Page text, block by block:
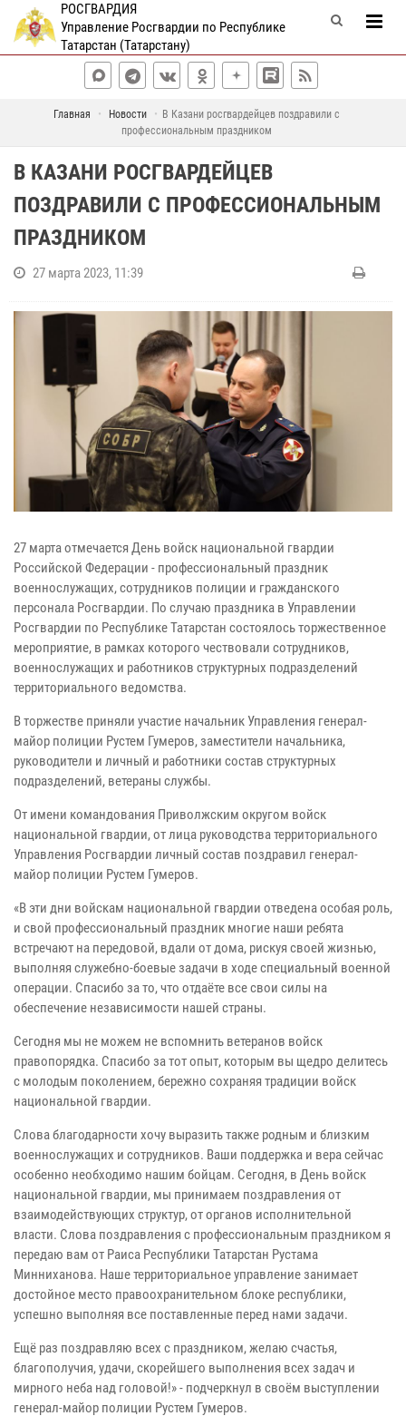
РОСГВАРДИЯ
Управление Росгвардии по Республике
Татарстан (Татарстану)
Главная Новости
В Казани росгвардейцев поздравили с
профессиональным праздником
В КАЗАНИ РОСГВАРДЕЙЦЕВ
ПОЗДРАВИЛИ С ПРОФЕССИОНАЛЬНЫМ
ПРАЗДНИКОМ
27 марта 2023, 11:39
27 марта отмечается День войск национальной гвардии
Российской Федерации - профессиональный праздник
военнослужащих, сотрудников полиции и гражданского
персонала Росгвардии. По случаю праздника в Управлении
Росгвардии по Республике Татарстан состоялось торжественное
мероприятие, в рамках которого чествовали сотрудников,
военнослужащих и работников структурных подразделений
территориального ведомства.
В торжестве приняли участие начальник Управления генерал-
майор полиции Рустем Гумеров, заместители начальника,
руководители и личный и работники состав структурных
подразделений, ветераны службы.
От имени командования Приволжским округом войск
национальной гвардии, от лица руководства территориального
Управления Росгвардии личный состав поздравил генерал-
майор полиции Рустем Гумеров.
«В эти дни войскам национальной гвардии отведена особая роль,
и свой профессиональный праздник многие наши ребята
встречают на передовой, вдали от дома, рискуя своей жизнью,
выполняя служебно-боевые задачи в ходе специальный военной
операции. Спасибо за то, что отдаёте все свои силы на
обеспечение независимости нашей страны.
Сегодня мы не можем не вспомнить ветеранов войск
правопорядка. Спасибо за тот опыт, которым вы щедро делитесь
с молодым поколением, бережно сохраняя традиции войск
национальной гвардии.
Слова благодарности хочу выразить также родным и близким
военнослужащих и сотрудников. Ваши поддержка и вера сейчас
особенно необходимо нашим бойцам. Сегодня, в День войск
национальной гвардии, мы принимаем поздравления от
взаимодействующих структур, от органов исполнительной
власти. Слова поздравления с профессиональным праздником я
передаю вам от Раиса Республики Татарстан Рустама
Минниханова. Наше территориальное управление занимает
достойное место правоохранительном блоке республики,
успешно выполняя все поставленные перед нами задачи.
Ещё раз поздравляю всех с праздником, желаю счастья,
благополучия, удачи, скорейшего выполнения всех задач и
мирного неба над головой!» - подчеркнул в своём выступлении
генерал-майор полиции Рустем Гумеров.